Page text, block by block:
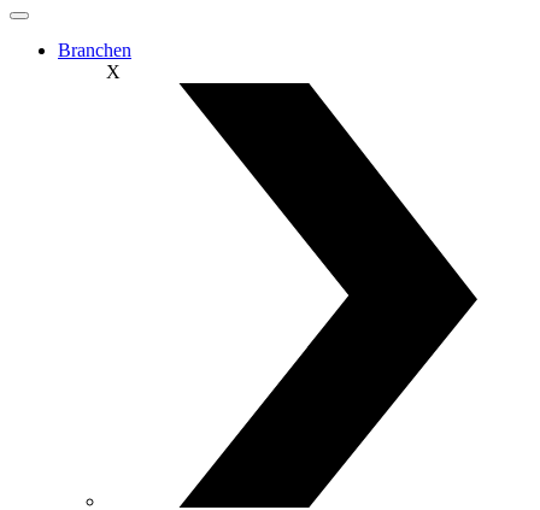
Branchen
X